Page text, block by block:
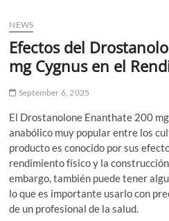
NEWS
Efectos del
mg Cygnus en el
September 6, 2025
El Drostanolone Enanthate 200
anabólico muy popular entre los
producto es conocido por sus
rendimiento físico y la
embargo, también puede tener
lo que es importante usarlo con
de un profesional de la salud.